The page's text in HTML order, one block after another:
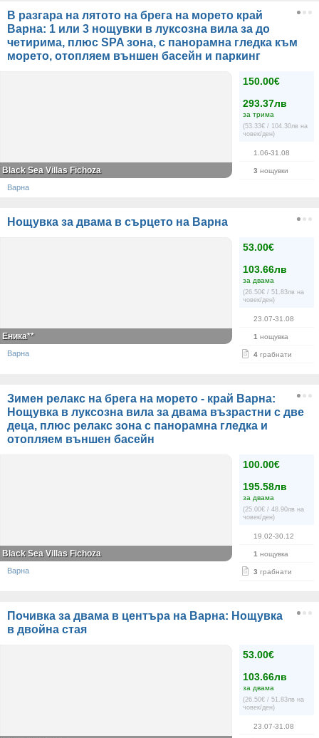
В разгара на лятото на брега на морето край
Варна: 1 или 3 нощувки в луксозна вила за до
четирима, плюс SPA зона, с панорамна гледка към
морето, отопляем външен басейн и паркинг
150.00€
293.37лв
за трима
(53.33€ / 104.30лв на
човек/ден)
1.06-31.08
3 нощувки
Black Sea Villas Fichoza
Варна
Нощувка за двама в сърцето на Варна
53.00€
103.66лв
за двама
(26.50€ / 51.83лв на
човек/ден)
23.07-31.08
1 нощувка
4 грабнати
Еника**
Варна
Зимен релакс на брега на морето - край Варна:
Нощувка в луксозна вила за двама възрастни с две
деца, плюс релакс зона с панорамна гледка и
отопляем външен басейн
100.00€
195.58лв
за двама
(25.00€ / 48.90лв на
човек/ден)
19.02-30.12
1 нощувка
3 грабнати
Black Sea Villas Fichoza
Варна
Почивка за двама в центъра на Варна: Нощувка
в двойна стая
53.00€
103.66лв
за двама
(26.50€ / 51.83лв на
човек/ден)
23.07-31.08